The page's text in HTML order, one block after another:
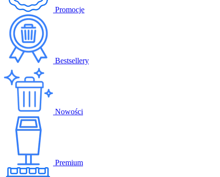
Promocje
Bestsellery
Nowości
Premium